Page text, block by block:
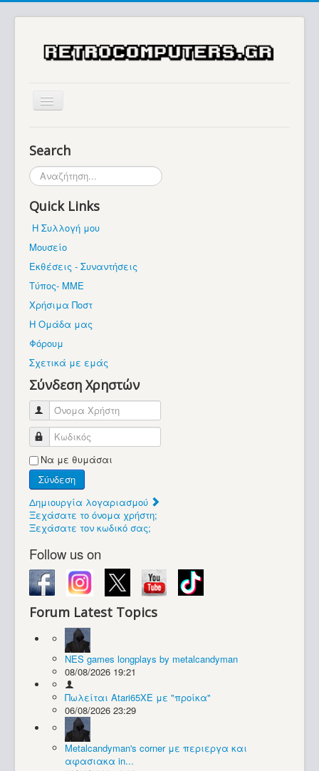
Μουσείο
Βρίσκεστε εδώ:
Συλλογές / Projects
Search
Αναζήτηση...
Quick Links
Η Συλλογή μου
Μουσείο
Εκθέσεις - Συναντήσεις
Τύπος- ΜΜΕ
Χρήσιμα Ποστ
Η Ομάδα μας
Φόρουμ
Σχετικά με εμάς
Σύνδεση Χρηστών
Όνομα Χρήστη
Κωδικός
Να με θυμάσαι
Σύνδεση
Δημιουργία λογαριασμού
Ξεχάσατε το όνομα χρήστη;
Ξεχάσατε τον κωδικό σας;
Follow us on
Forum Latest Topics
NES games longplays by metalcandyman
08/08/2026 19:21
Πωλείται Atari65XE με "προίκα"
06/08/2026 23:29
Metalcandyman's corner με περιεργα και
αφασιακα in...